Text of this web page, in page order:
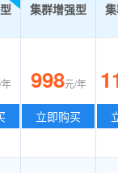
集群增强型
998元/年
立即购买